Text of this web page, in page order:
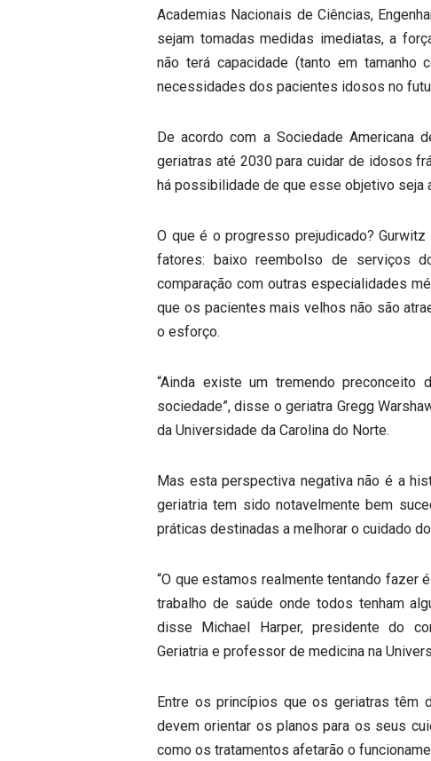
Academias Nacionais de Ciências,
sejam tomadas medidas imediatas, a
não terá capacidade (tanto em tamanho
necessidades dos pacientes idosos no
De acordo com a Sociedade Americana
geriatras até 2030 para cuidar de idosos
há possibilidade de que esse objetivo seja
O que é o progresso prejudicado?
fatores: baixo reembolso de serviços
comparação com outras especialidades
que os pacientes mais velhos não são
o esforço.
“Ainda existe um tremendo
sociedade”, disse o geriatra Gregg
da Universidade da Carolina do Norte.
Mas esta perspectiva negativa não é a
geriatria tem sido notavelmente bem
práticas destinadas a melhorar o cuidado
“O que estamos realmente tentando fazer
trabalho de saúde onde todos tenham
disse Michael Harper, presidente do
Geriatria e professor de medicina na
Entre os princípios que os geriatras têm
devem orientar os planos para os seus
como os tratamentos afetarão o